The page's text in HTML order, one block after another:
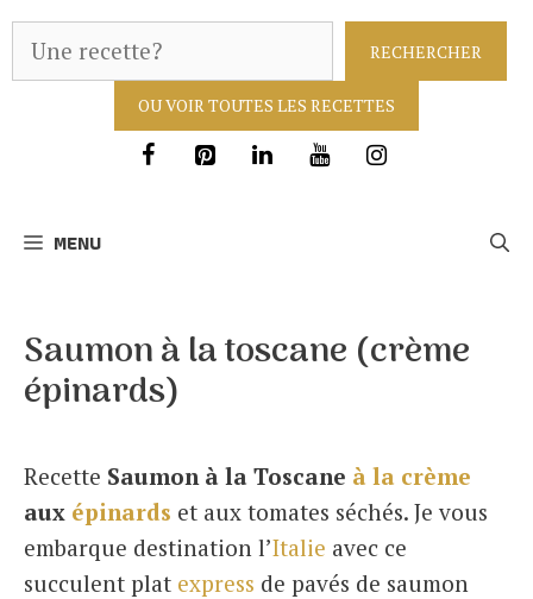
e
c
h
r
RECHERCHER
OU VOIR TOUTES LES RECETTES
MENU
Saumon à la toscane (crème
épinards)
Recette Saumon à la Toscane à la crème
aux épinards et aux tomates séchés. Je vous
embarque destination l’Italie avec ce
succulent plat express de pavés de saumon